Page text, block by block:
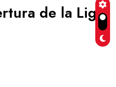
de la Liga